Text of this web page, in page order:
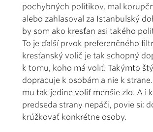
pochybných politikov, mal
alebo zahlasoval za Istanbulský
by som ako kresťan asi takého
To je ďalší prvok preferenčného
kresťanský volič je tak schopný
k tomu, koho má voliť. Takýmto
dopracuje k osobám a nie k
mu tak jedine voliť menšie zlo. A i
predseda strany nepáči, povie si:
krúžkovať konkrétne osoby.